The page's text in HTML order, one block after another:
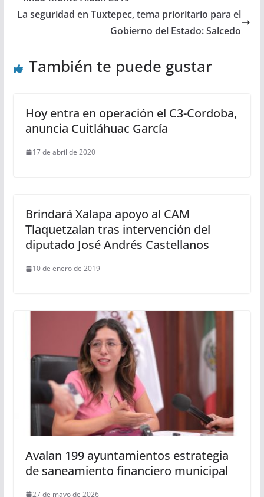
La seguridad en Tuxtepec, tema prioritario para el
Gobierno del Estado: Salcedo
También te puede gustar
Hoy entra en operación el C3-Cordoba,
anuncia Cuitláhuac García
17 de abril de 2020
Brindará Xalapa apoyo al CAM
Tlaquetzalan tras intervención del
diputado José Andrés Castellanos
10 de enero de 2019
Avalan 199 ayuntamientos estrategia
de saneamiento financiero municipal
27 de mayo de 2026